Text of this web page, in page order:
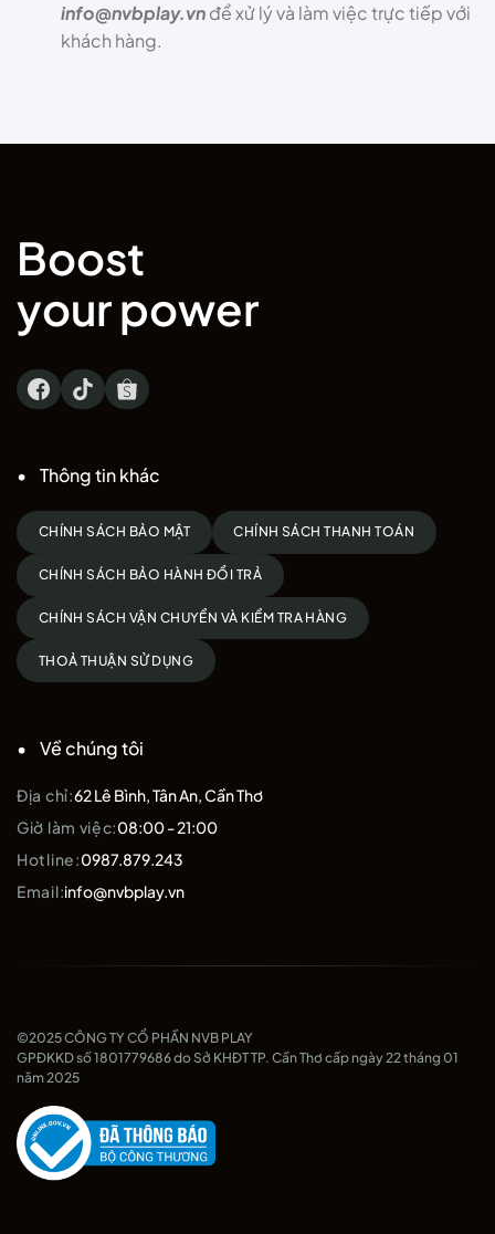
info@nvbplay.vnđể xử lý và làm việc trực tiếp với
khách hàng.
Boost
your power
Thông tin khác
CHÍNH SÁCH BẢO MẬT CHÍNH SÁCH THANH TOÁN
CHÍNH SÁCH BẢO HÀNH ĐỔI TRẢ
CHÍNH SÁCH VẬN CHUYỂN VÀ KIỂM TRA HÀNG
THOẢ THUẬN SỬ DỤNG
Về chúng tôi
Địa chỉ:62 Lê Bình, Tân An, Cần Thơ
Giờ làm việc:08:00 - 21:00
Hotline:0987.879.243
Email:info@nvbplay.vn
©2025 CÔNG TY CỔ PHẦN NVB PLAY
GPĐKKD số 1801779686 do Sở KHĐT TP. Cần Thơ cấp ngày 22 tháng 01
năm 2025